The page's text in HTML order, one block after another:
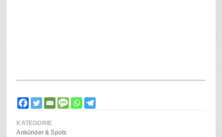
KATEGORIE
Ankünder & Spots